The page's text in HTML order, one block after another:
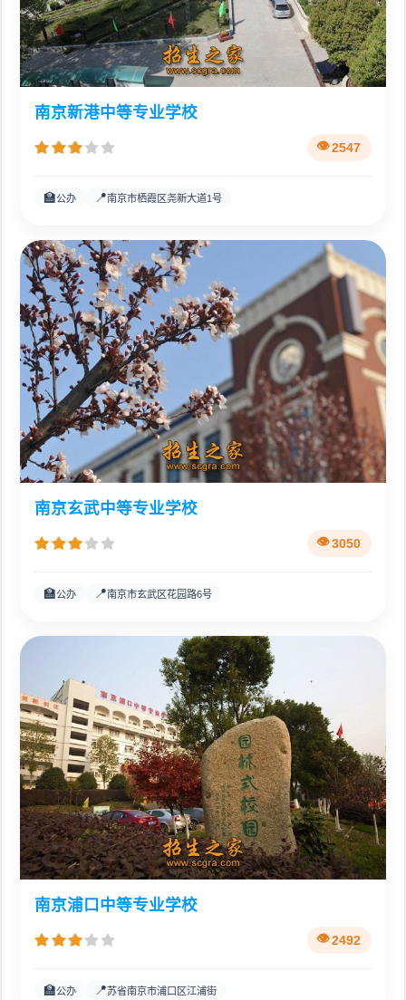
南京新港中等专业学校
2547
🏫公办 📍南京市栖霞区尧新大道1号
南京玄武中等专业学校
3050
🏫公办 📍南京市玄武区花园路6号
南京浦口中等专业学校
2492
🏫公办 📍苏省南京市浦口区江浦街